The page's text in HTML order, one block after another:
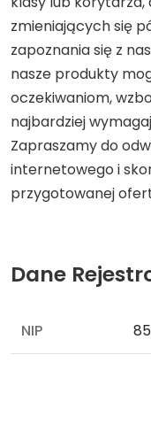
zmieniających się
zapoznania się z
nasze produkty
oczekiwaniom,
najbardziej
Zapraszamy do
internetowego i
przygotowanej
Dane
NIP